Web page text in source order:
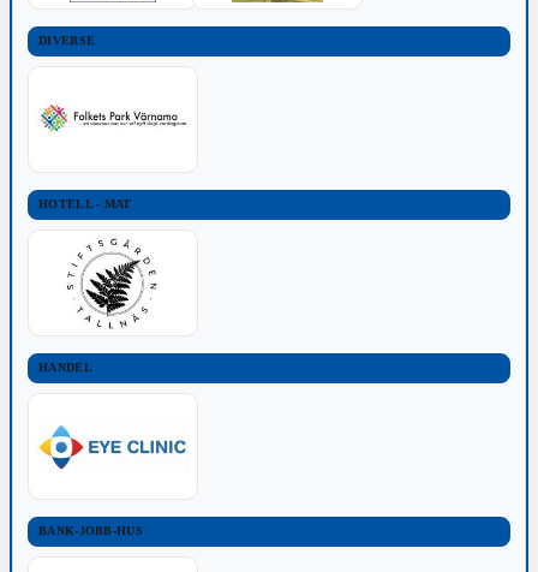
DIVERSE
HOTELL - MAT
HANDEL
BANK-JOBB-HUS